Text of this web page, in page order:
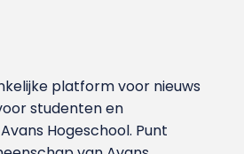
platform voor nieuws
studenten en
Hoge­school. Punt